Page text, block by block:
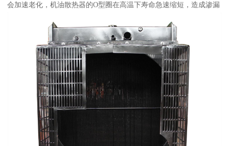
会加速老化，机油散热器的O型圈在高温下寿命急速缩短，造成渗漏